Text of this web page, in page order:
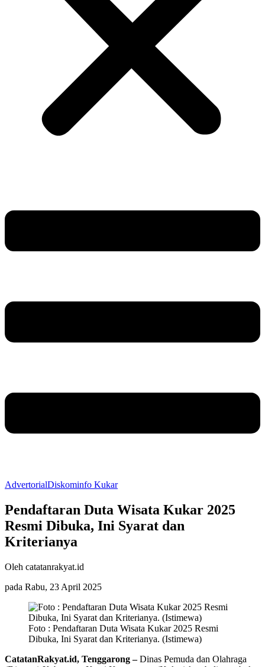
AdvertorialDiskominfo Kukar
Pendaftaran Duta Wisata Kukar 2025
Resmi Dibuka, Ini Syarat dan
Kriterianya
Oleh catatanrakyat.id
pada Rabu, 23 April 2025
Foto : Pendaftaran Duta Wisata Kukar 2025 Resmi
Dibuka, Ini Syarat dan Kriterianya. (Istimewa)
CatatanRakyat.id, Tenggarong –Dinas Pemuda dan Olahraga